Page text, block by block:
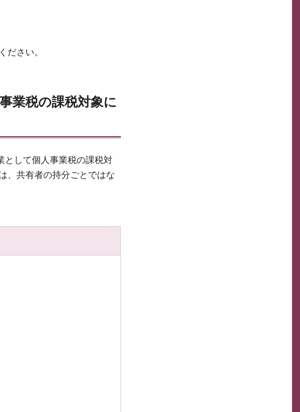
ださい。
業税の課税対象に
して個人事業税の課税対
、共有者の持分ごとではな